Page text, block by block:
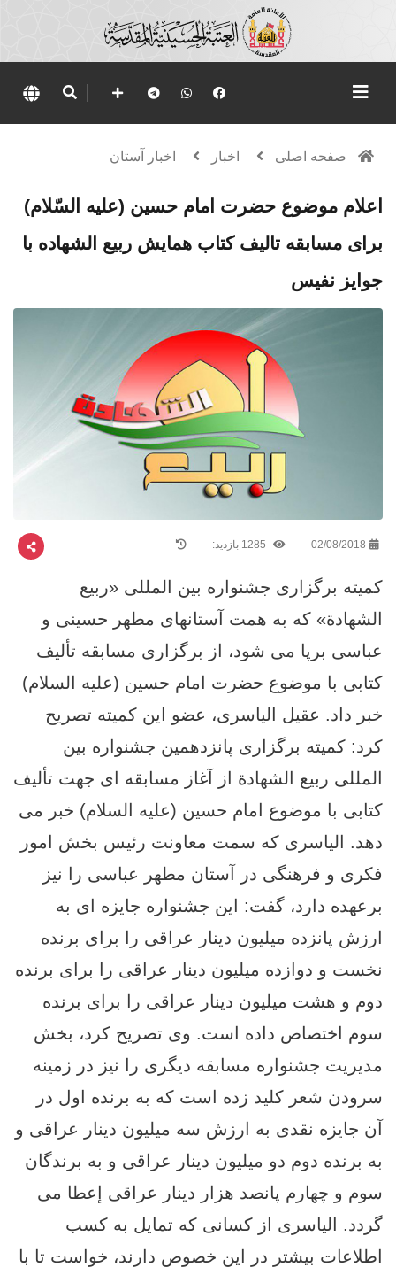
صفحه اصلی اخبار اخبار آستان
اعلام موضوع حضرت امام حسین (علیه السّلام)
برای مسابقه تالیف کتاب همایش ربیع الشهاده با
جوایز نفیس
02/08/2018
کمیته برگزاری جشنواره بین المللی «ربیع
الشهادة» که به همت آستانهای مطهر حسینی و
عباسی برپا می شود، از برگزاری مسابقه تألیف
کتابی با موضوع حضرت امام حسین (علیه السلام)
خبر داد. عقیل الیاسری، عضو این کمیته تصریح
کرد: کمیته برگزاری پانزدهمین جشنواره بین
المللی ربیع الشهادة از آغاز مسابقه ای جهت تألیف
کتابی با موضوع امام حسین (علیه السلام) خبر می
دهد. الیاسری که سمت معاونت رئیس بخش امور
فکری و فرهنگی در آستان مطهر عباسی را نیز
برعهده دارد، گفت: این جشنواره جایزه ای به
ارزش پانزده میلیون دینار عراقی را برای برنده
نخست و دوازده میلیون دینار عراقی را برای برنده
دوم و هشت میلیون دینار عراقی را برای برنده
سوم اختصاص داده است. وی تصریح کرد، بخش
مدیریت جشنواره مسابقه دیگری را نیز در زمینه
سرودن شعر کلید زده است که به برنده اول در
آن جایزه نقدی به ارزش سه میلیون دینار عراقی و
به برنده دوم دو میلیون دینار عراقی و به برندگان
سوم و چهارم پانصد هزار دینار عراقی إعطا می‌
گردد. الیاسری از کسانی که تمایل به کسب
اطلاعات بیشتر در این خصوص دارند، خواست تا با